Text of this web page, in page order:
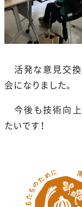
活発な意見交
会になりました。
今後も技術向
たいです！